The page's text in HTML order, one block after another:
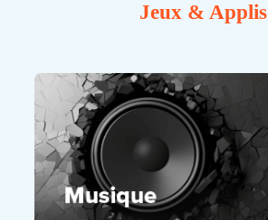
Jeux & Applis